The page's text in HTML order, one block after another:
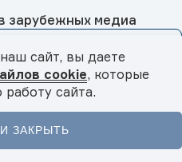
Подкасты Меню
зарубежных медиа
сайт, вы даете
cookie, которые
сайта.
ЗАКРЫТЬ